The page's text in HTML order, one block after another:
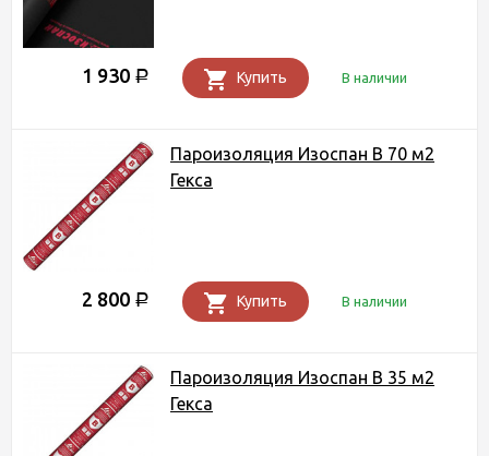
1 930 Р Купить В наличии
Пароизоляция Изоспан B 70 м2
Гекса
2 800 Р Купить В наличии
Пароизоляция Изоспан B 35 м2
Гекса